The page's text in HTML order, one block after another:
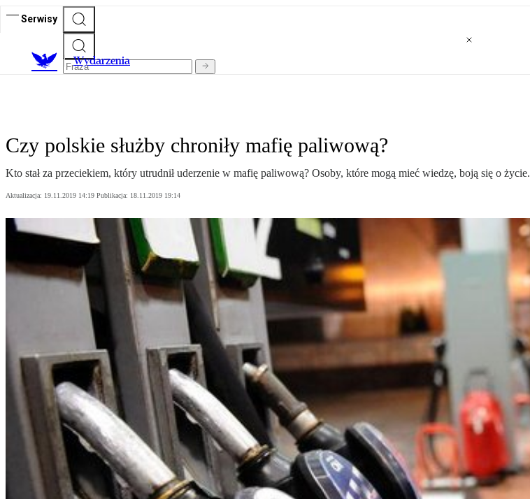
Serwisy
Wydarzenia
Czy polskie służby chroniły mafię paliwową?
Kto stał za przeciekiem, który utrudnił uderzenie w mafię paliwową? Osoby, które mogą mieć wiedzę, boją się o życie.
Aktualizacja: 19.11.2019 14:19 Publikacja: 18.11.2019 19:14